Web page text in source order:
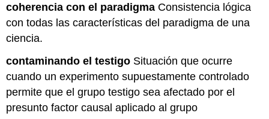
coherencia con el paradigma Consistencia lógica
con todas las características del paradigma de una
ciencia.
contaminando el testigo Situación que ocurre
cuando un experimento supuestamente controlado
permite que el grupo testigo sea afectado por el
presunto factor causal aplicado al grupo